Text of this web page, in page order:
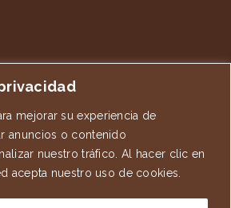
mejorar su experiencia de
anuncios o contenido
nuestro tráfico. Al hacer clic en
acepta nuestro uso de cookies.